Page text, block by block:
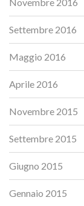
Settembre 2016
Maggio 2016
Aprile 2016
Novembre 2015
Settembre 2015
Giugno 2015
Gennaio 2015